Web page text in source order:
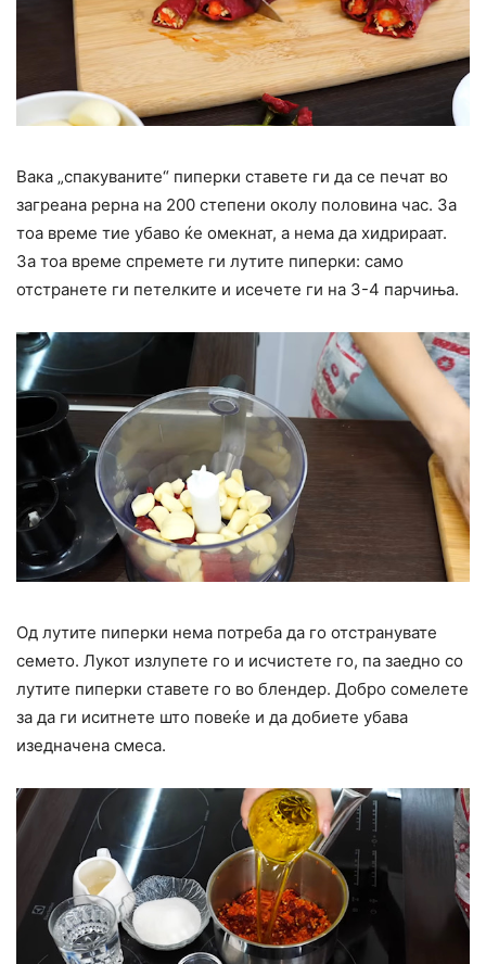
Вака „спакуваните“ пиперки ставете ги да се печат во
загреана рерна на 200 степени околу половина час. За
тоа време тие убаво ќе омекнат, а нема да хидрираат.
За тоа време спремете ги лутите пиперки: само
отстранете ги петелките и исечете ги на 3-4 парчиња.
Од лутите пиперки нема потреба да го отстранувате
семето. Лукот излупете го и исчистете го, па заедно со
лутите пиперки ставете го во блендер. Добро сомелете
за да ги иситнете што повеќе и да добиете убава
изедначена смеса.